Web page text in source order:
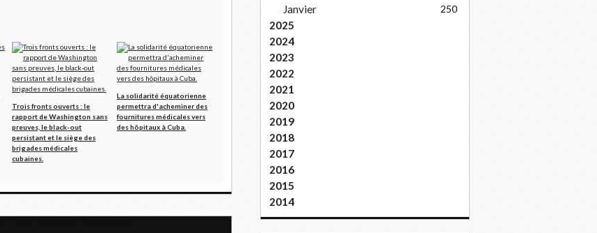
Trois fronts ouverts : le
rapport de Washington sans
preuves, le black-out
persistant et le siège des
brigades médicales
cubaines.
La solidarité équatorienne
permettra d'acheminer des
fournitures médicales vers
des hôpitaux à Cuba.
Janvier 250
2025
2024
2023
2022
2021
2020
2019
2018
2017
2016
2015
2014